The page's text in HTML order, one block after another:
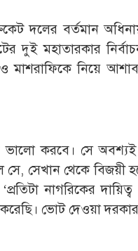
দলের বর্তমান
দুই মহাতারকার
নিয়ে
ভালো করবে। সে
সে, সেখান থেকে
নাগরিকের
ভোট দেওয়া